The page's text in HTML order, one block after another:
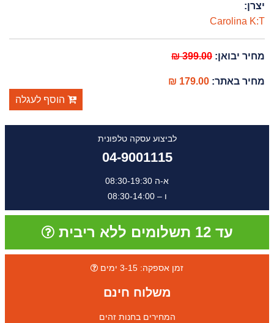
יצרן:
Carolina K:T
מחיר יבואן:399.00 ₪
מחיר באתר:179.00 ₪
הוסף לעגלה
לביצוע עסקה טלפונית
04-9001115
א-ה 08:30-19:30
ו – 08:30-14:00
עד 12 תשלומים ללא ריבית
זמן אספקה: 3-15 ימים
משלוח חינם
המחירים בחנות זהים